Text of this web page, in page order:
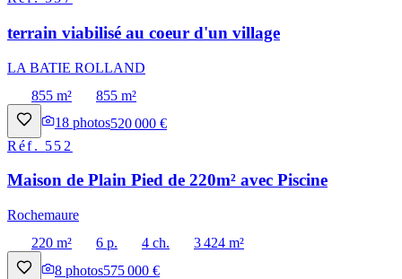
terrain viabilisé au coeur d'un village
LA BATIE ROLLAND
855 m²
855 m²
18 photos520 000 €
Réf. 552
Maison de Plain Pied de 220m² avec Piscine
Rochemaure
220 m²
6 p. 4 ch.
3 424 m²
8 photos575 000 €